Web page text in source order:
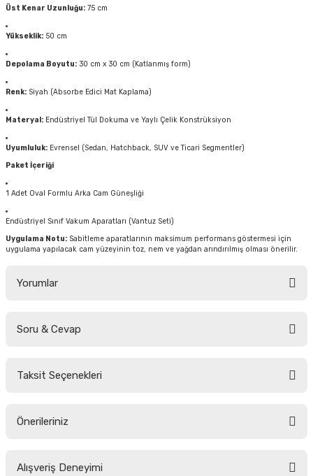
Üst Kenar Uzunluğu: 75 cm
Yükseklik: 50 cm
Depolama Boyutu: 30 cm x 30 cm (Katlanmış form)
Renk: Siyah (Absorbe Edici Mat Kaplama)
Materyal: Endüstriyel Tül Dokuma ve Yaylı Çelik Konstrüksiyon
Uyumluluk: Evrensel (Sedan, Hatchback, SUV ve Ticari Segmentler)
Paket İçeriği
1 Adet Oval Formlu Arka Cam Güneşliği
Endüstriyel Sınıf Vakum Aparatları (Vantuz Seti)
Uygulama Notu: Sabitleme aparatlarının maksimum performans göstermesi için
uygulama yapılacak cam yüzeyinin toz, nem ve yağdan arındırılmış olması önerilir.
Yorumlar
Soru & Cevap
Taksit Seçenekleri
Önerileriniz
yetersiz gördüğünüz noktaları öneri formunu kullanarak tarafımıza
Alışveriş Deneyimi